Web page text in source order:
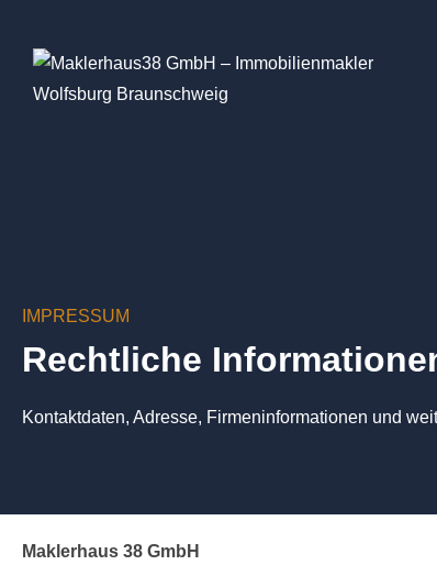
IMPRESSUM
Rechtliche
Kontaktdaten, Adresse, Firmeninformationen und
Maklerhaus 38 GmbH